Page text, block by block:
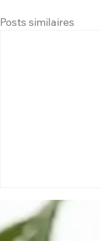
Posts similaires